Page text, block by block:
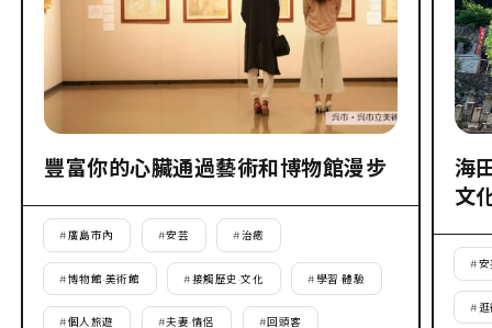
豐富你的心臟通過藝術和博物館漫步
#廣島市內 #安芸 #治癒
#博物館·美術館 #接觸歷史·文化 # 學習·體驗
#個人旅遊 #夫妻·情侶 #回頭客
海
文
#安
#逛